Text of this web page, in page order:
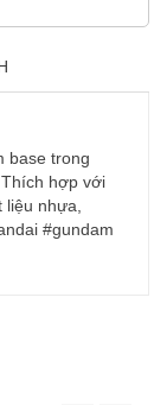
base trong
hợp với
nhựa,
#gundam